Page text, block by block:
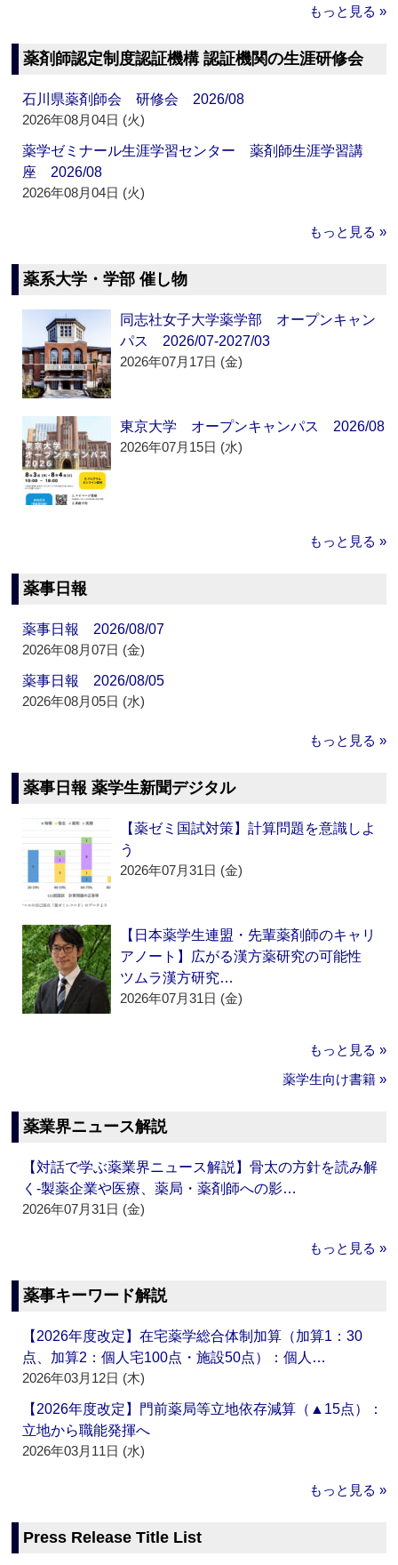
もっと見る »
薬剤師認定制度認証機構 認証機関の生涯研修会
石川県薬剤師会 研修会 2026/08
2026年08月04日 (火)
薬学ゼミナール生涯学習センター 薬剤師生涯学習講
座 2026/08
2026年08月04日 (火)
もっと見る »
薬系大学・学部 催し物
同志社女子大学薬学部 オープンキャン
パス 2026/07-2027/03
2026年07月17日 (金)
東京大学 オープンキャンパス 2026/08
2026年07月15日 (水)
もっと見る »
薬事日報
薬事日報 2026/08/07
2026年08月07日 (金)
薬事日報 2026/08/05
2026年08月05日 (水)
もっと見る »
薬事日報 薬学生新聞デジタル
【薬ゼミ国試対策】計算問題を意識しよ
う
2026年07月31日 (金)
【日本薬学生連盟・先輩薬剤師のキャリ
アノート】広がる漢方薬研究の可能性
ツムラ漢方研究…
2026年07月31日 (金)
もっと見る »
薬学生向け書籍 »
薬業界ニュース解説
【対話で学ぶ薬業界ニュース解説】骨太の方針を読み解
く‐製薬企業や医療、薬局・薬剤師への影…
2026年07月31日 (金)
もっと見る »
薬事キーワード解説
【2026年度改定】在宅薬学総合体制加算（加算1：30
点、加算2：個人宅100点・施設50点）：個人…
2026年03月12日 (木)
【2026年度改定】門前薬局等立地依存減算（▲15点）：
立地から職能発揮へ
2026年03月11日 (水)
もっと見る »
Press Release Title List